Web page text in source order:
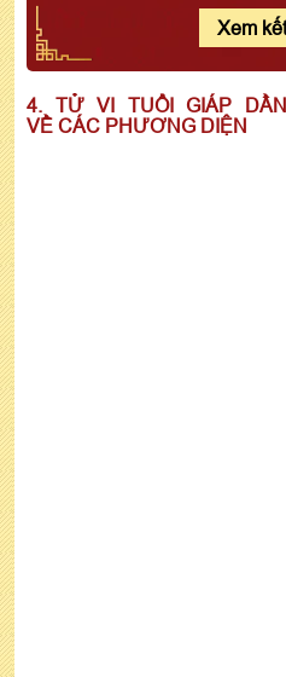
Xem
4. TỬ VI TUỔI GIÁP
VỀ CÁC PHƯƠNG DIỆN